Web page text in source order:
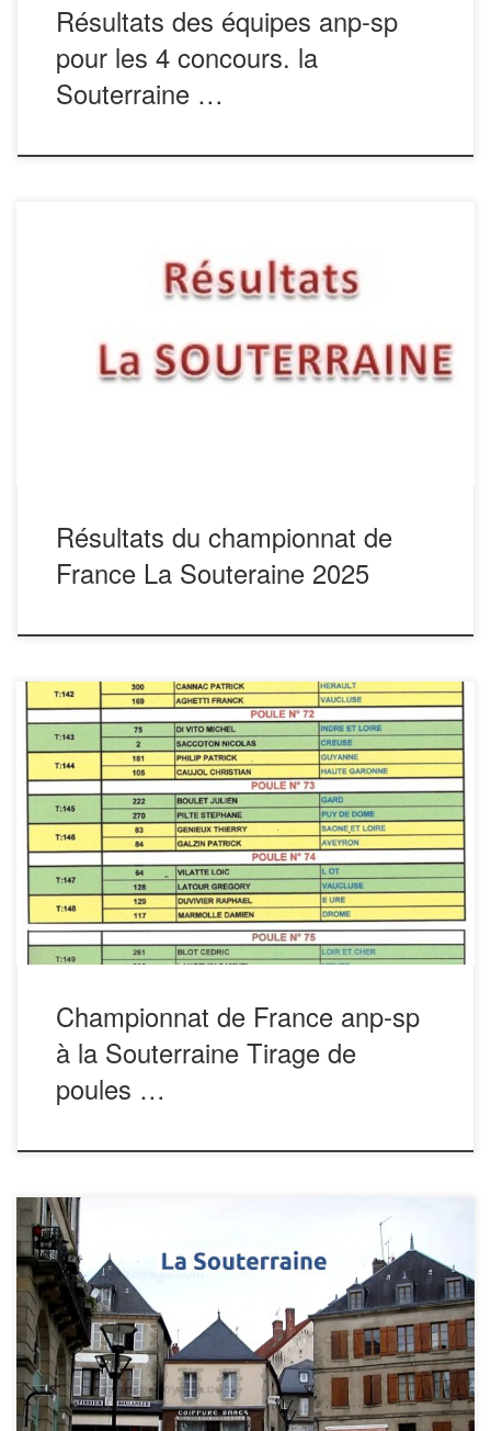
Résultats des équipes anp-sp
pour les 4 concours. la
Souterraine …
Vous trouverez ci-dessous les résultats de toutes les
équipes engagées lors de ce championnat de France. D’ici
résultats des quatre concours organisés.
Félicitations à Laurent LAFRIQUE et à tous les bénévoles
pour la parfaite organisation. Félicitations également
Résultats du championnat de
France La Souteraine 2025
Championnat de France anp-sp
à la Souterraine Tirage de
poules …
Bonjour à tous, Le dossier pour le Championnat
de France 2025 à La Souterraine est prêt. Il vient d’être
expédié aux Unions Départementales, référents et
amicales. Il figure également sur le site de
l’ANPSP. Vous pouvez le télécharger pour vous permettre
de consulter les hébergements, la restauration et […]